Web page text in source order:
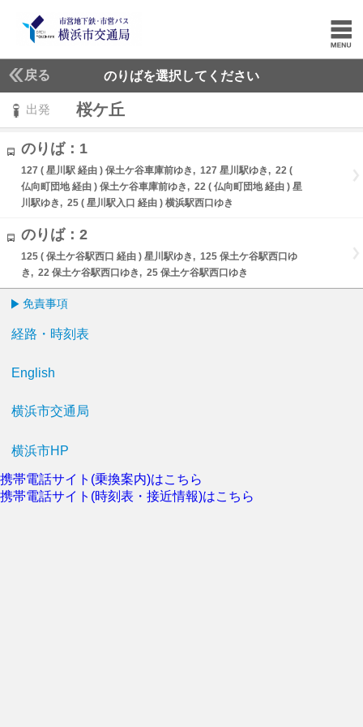
戻る のりばを選択してください
出発 桜ケ丘
のりば：1
127 ( 星川駅 経由 ) 保土ケ谷車庫前ゆき, 127 星川駅ゆき, 22 (
仏向町団地 経由 ) 保土ケ谷車庫前ゆき, 22 ( 仏向町団地 経由 ) 星
川駅ゆき, 25 ( 星川駅入口 経由 ) 横浜駅西口ゆき
のりば：2
125 ( 保土ケ谷駅西口 経由 ) 星川駅ゆき, 125 保土ケ谷駅西口ゆ
き, 22 保土ケ谷駅西口ゆき, 25 保土ケ谷駅西口ゆき
免責事項
経路・時刻表
English
横浜市交通局
横浜市HP
携帯電話サイト(乗換案内)はこちら
携帯電話サイト(時刻表・接近情報)はこちら